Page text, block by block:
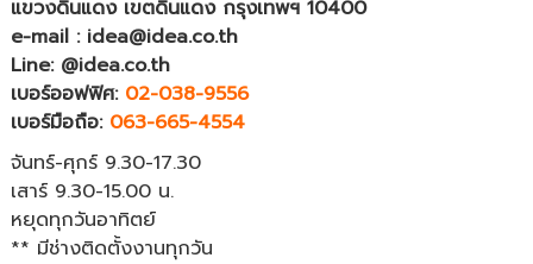
แขวงดินแดง เขตดินแดง กรุงเทพฯ 10400
e-mail : idea@idea.co.th
Line: @idea.co.th
เบอร์ออฟฟิศ: 02-038-9556
เบอร์มือถือ: 063-665-4554
จันทร์-ศุกร์ 9.30-17.30
เสาร์ 9.30-15.00 น.
หยุดทุกวันอาทิตย์
** มีช่างติดตั้งงานทุกวัน